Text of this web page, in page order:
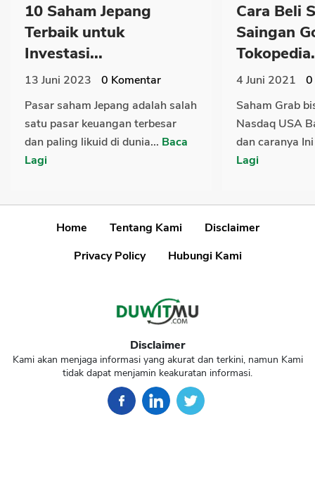
10 Saham Jepang
Terbaik untuk
Investasi...
13 Juni 2023 0 Komentar
Pasar saham Jepang adalah salah
satu pasar keuangan terbesar
dan paling likuid di dunia... Baca
Lagi
Cara Beli
Saingan
4 Juni 2021 0
Saham Grab
Nasdaq USA
dan caranya
Lagi
Home Tentang Kami
Disclaimer
Privacy Policy
Hubungi Kami
Disclaimer
Kami akan menjaga informasi yang akurat dan terkini, namun Kami
tidak dapat menjamin keakuratan informasi.